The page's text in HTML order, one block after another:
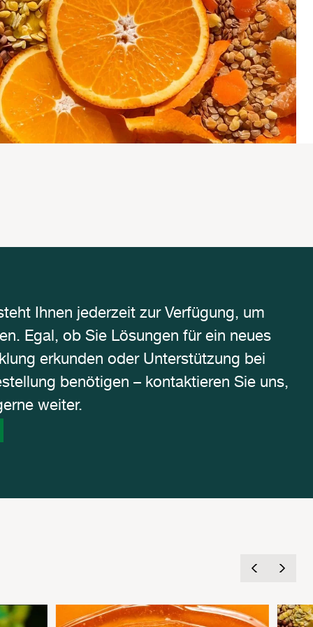
Ihnen jederzeit zur Verfügung, um
Egal, ob Sie Lösungen für ein neues
erkunden oder Unterstützung bei
benötigen – kontaktieren Sie uns,
weiter.